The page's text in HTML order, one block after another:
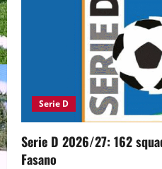
Serie D
Serie D 2026/27: 162
Fasano